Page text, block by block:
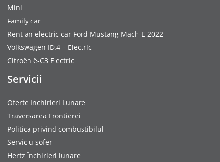
Mini
Family car
Rent an electric car Ford Mustang Mach-E 2022
Volkswagen ID.4 – Electric
Citroën ë-C3 Electric
Servicii
Oferte Inchirieri Lunare
Traversarea Frontierei
Politica privind combustibilul
Serviciu șofer
Hertz Închirieri lunare